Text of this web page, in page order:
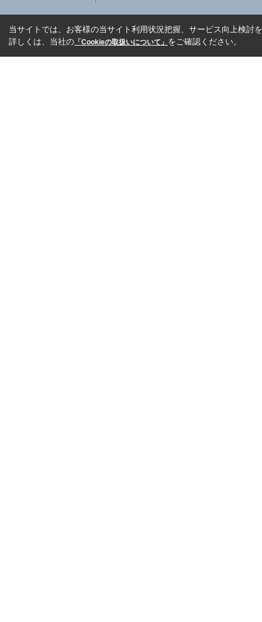
当サイトでは、お客様の当サイト利用状況把握、サービス向上検討
詳しくは、当社の 「Cookieの取扱いについて」 をご確認ください。